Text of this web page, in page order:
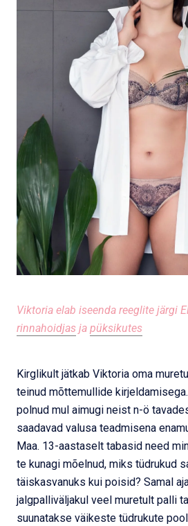
Viktoria elab iseenda reeglite järgi
rinnahoidjas ja püksikutes
Kirglikult jätkab Viktoria oma
teinud mõttemullide
polnud mul aimugi neist n-ö
saadavad valusa teadmisena
Maa. 13-aastaselt tabasid need
te kunagi mõelnud, miks tüdrukud
täiskasvanuks kui poisid? Samal
jalgpalliväljakul veel muretult palli
suunatakse väikeste tüdrukute